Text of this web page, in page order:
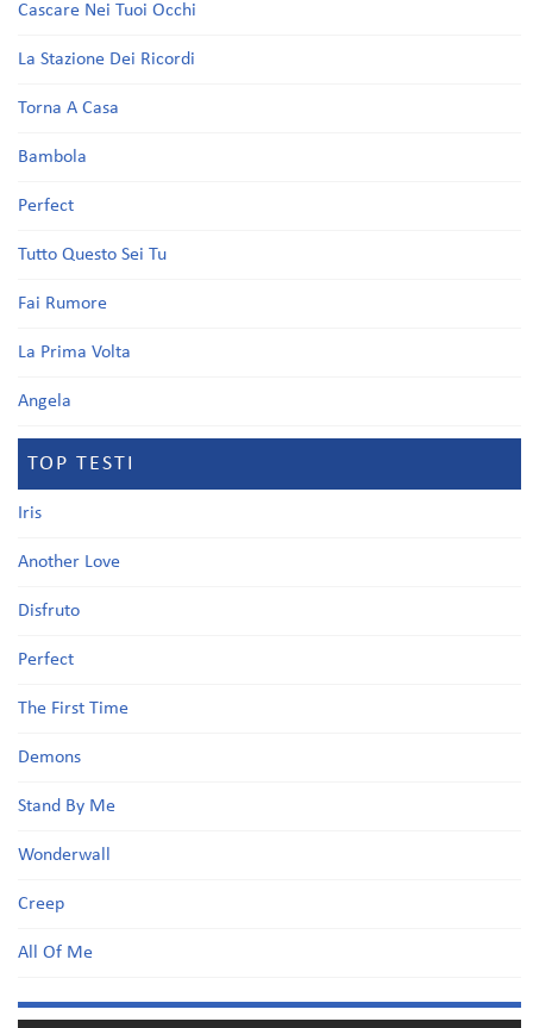
Cascare Nei Tuoi Occhi
La Stazione Dei Ricordi
Torna A Casa
Bambola
Perfect
Tutto Questo Sei Tu
Fai Rumore
La Prima Volta
Angela
TOP TESTI
Iris
Another Love
Disfruto
Perfect
The First Time
Demons
Stand By Me
Wonderwall
Creep
All Of Me